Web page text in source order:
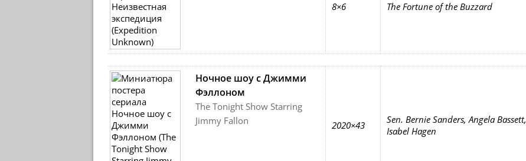
8×6
The Fortune of the Buzzard
Ночное шоу с Джимми
Фэллоном
The Tonight Show Starring
Jimmy Fallon
2020×43
Sen. Bernie Sanders, Angela Bassett,
Isabel Hagen